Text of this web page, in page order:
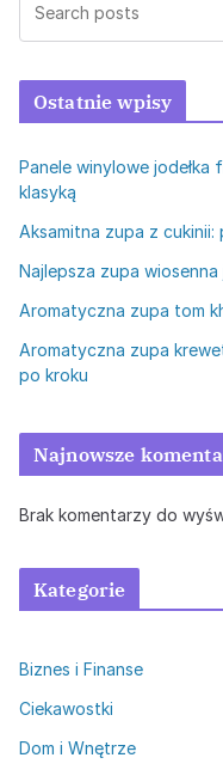
Ostatnie wpisy
Panele winylowe jodełka
klasyką
Aksamitna zupa z
Najlepsza zupa
Aromatyczna zupa tom
Aromatyczna zupa
po kroku
Najnowsze
Brak komentarzy do
Kategorie
Biznes i Finanse
Ciekawostki
Dom i Wnętrze